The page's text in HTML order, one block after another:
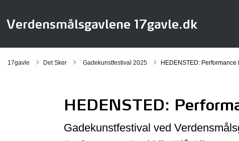
Verdensmålsgavlene 17gavle.dk
17gavle Det Sker Tilbage til
Gadekunstfestival 2025 HEDENSTED: Performance
HEDENSTED:
Gadekunstfestival ved